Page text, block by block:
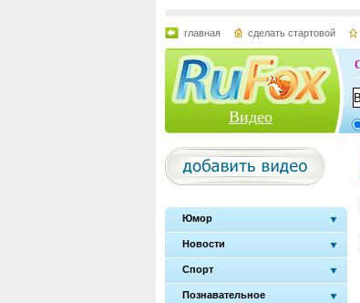
главная сделать стартовой
Видео
Юмор
Новости
Спорт
Познавательное